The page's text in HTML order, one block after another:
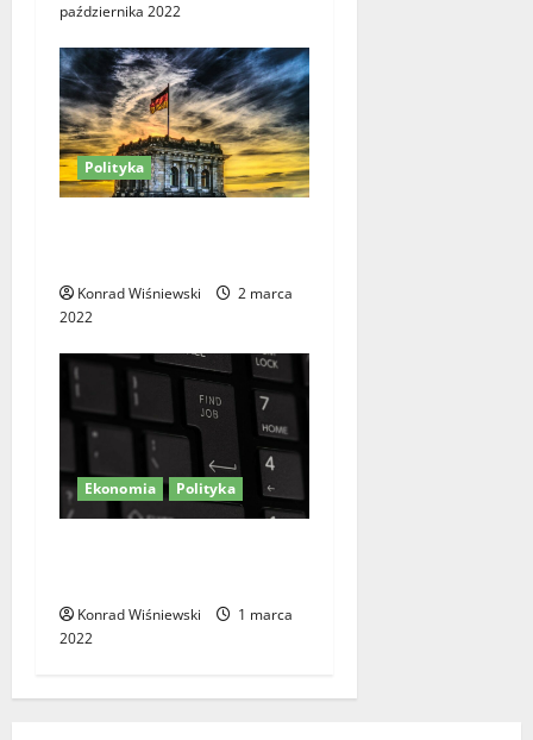
października 2022
Polityka
Konrad Wiśniewski
2 marca
2022
Ekonomia Polityka
Konrad Wiśniewski
1 marca
2022